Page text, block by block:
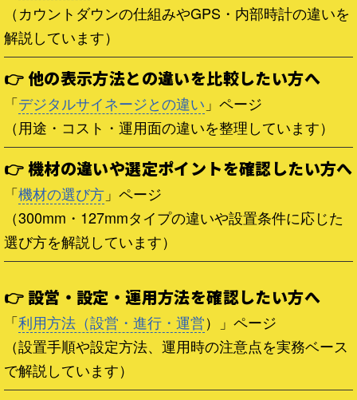
（カウントダウンの仕組みやGPS・内部時計の違いを
解説しています）
👉 他の表示方法との違いを比較したい方へ
「デジタルサイネージとの違い 」ページ
（用途・コスト・運用面の違いを整理しています）
👉 機材の違いや選定ポイントを確認したい方へ
「機材の選び方 」ページ
（300mm・127mmタイプの違いや設置条件に応じた
選び方を解説しています）
👉 設営・設定・運用方法を確認したい方へ
「利用方法（設営・進行・運営）」ページ
（設置手順や設定方法、運用時の注意点を実務ベース
で解説しています）